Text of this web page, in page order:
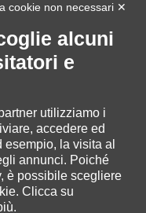
cookie non necessari ✕
alcuni
e
utilizziamo i
accedere ed
la visita al
annunci. Poiché
è possibile scegliere
Clicca su